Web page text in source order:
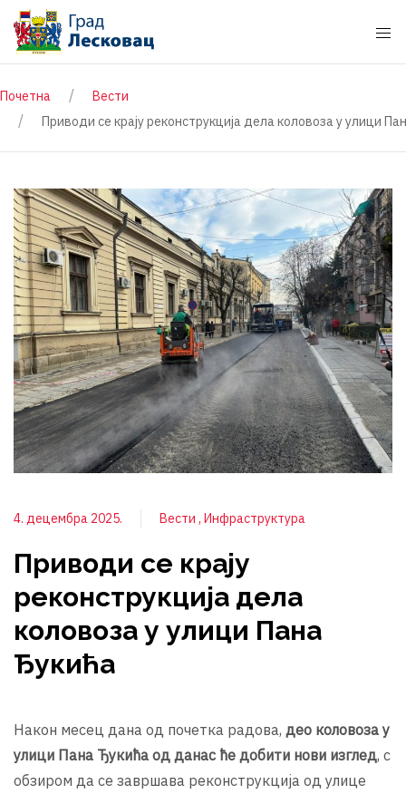
Почетна
Вести
Приводи се крају реконструкција дела коловоза у улици
4. децембра 2025. Вести Инфраструктура
Приводи се крају
реконструкција дела
коловоза у улици Пана
Ђукића
Након месец дана од почетка радова, део коловоза у
улици Пана Ђукића од данас ће добити нови изглед, с
обзиром да се завршава реконструкција од улице